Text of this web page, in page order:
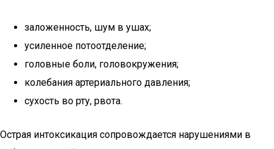
заложенность, шум в ушах;
усиленное потоотделение;
головные боли, головокружения;
колебания артериального давления;
сухость во рту, рвота.
Острая интоксикация сопровождается нарушениями в